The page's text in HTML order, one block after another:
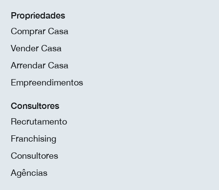
Propriedades
Comprar Casa
Vender Casa
Arrendar Casa
Empreendimentos
Consultores
Recrutamento
Franchising
Consultores
Agências